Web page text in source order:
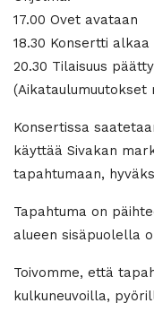
17.00 Ovet avataan
18.30 Konsertti alkaa
20.30 Tilaisuus
(Aikataulumuutokset
Konsertissa
käyttää Sivakan
tapahtumaan,
Tapahtuma on
alueen sisäpuolella
Toivomme, että
kulkuneuvoilla,